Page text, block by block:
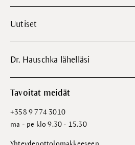
Uutiset
Dr. Hauschka lähelläsi
Tavoitat meidät
+358 9 774 3010
ma - pe klo 9.30 - 15.30